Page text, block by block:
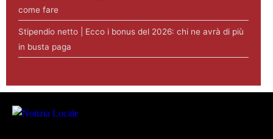
come fare
Stipendio netto | Ecco i bonus del 2026: chi ne avrà di più
in busta paga